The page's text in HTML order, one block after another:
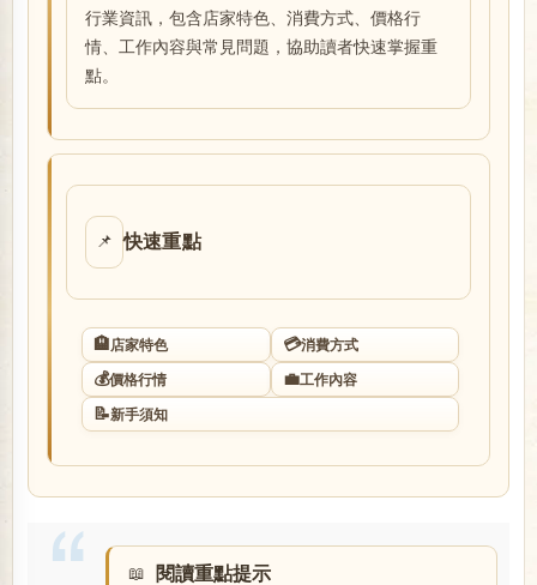
行業資訊，包含店家特色、消費方式、價格行
情、工作內容與常見問題，協助讀者快速掌握重
點。
📌 快速重點
🏨店家特色 💳消費方式
💰價格行情 💼工作內容
📝新手須知
閱讀重點提示